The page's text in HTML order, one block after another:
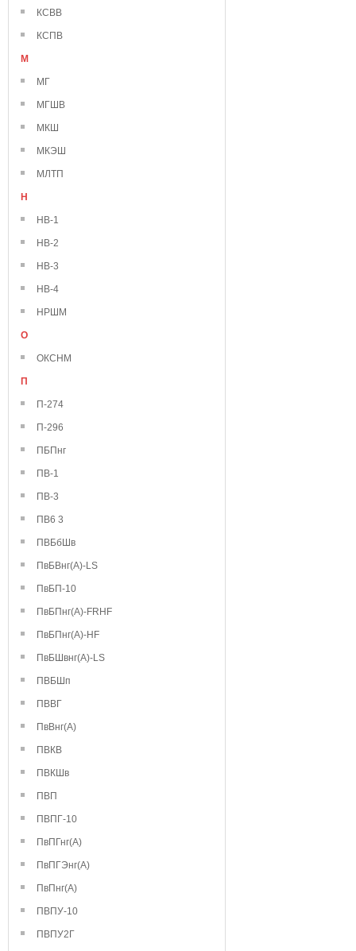
КСВВ
КСПВ
М
МГ
МГШВ
МКШ
МКЭШ
МЛТП
Н
НВ-1
НВ-2
НВ-3
НВ-4
НРШМ
О
ОКСНМ
П
П-274
П-296
ПБПнг
ПВ-1
ПВ-3
ПВ6 3
ПВБбШв
ПвБВнг(А)-LS
ПвБП-10
ПвБПнг(А)-FRHF
ПвБПнг(А)-HF
ПвБШвнг(А)-LS
ПВБШп
ПВВГ
ПвВнг(А)
ПВКВ
ПВКШв
ПВП
ПВПГ-10
ПвПГнг(А)
ПвПГЭнг(А)
ПвПнг(А)
ПВПУ-10
ПВПУ2Г